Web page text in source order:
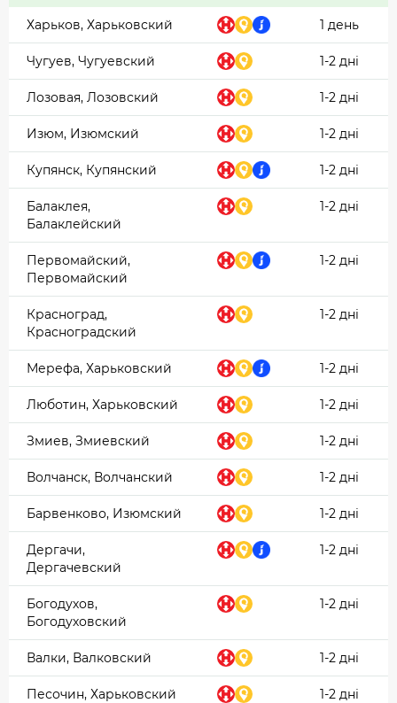
Харьков, Харьковский 1 день
Чугуев, Чугуевский 1-2 дні
Лозовая, Лозовский 1-2 дні
Изюм, Изюмский 1-2 дні
Купянск, Купянский 1-2 дні
Балаклея,
Балаклейский
1-2 дні
Первомайский,
Первомайский
1-2 дні
Красноград,
Красноградский
1-2 дні
Мерефа, Харьковский 1-2 дні
Люботин, Харьковский 1-2 дні
Змиев, Змиевский 1-2 дні
Волчанск, Волчанский 1-2 дні
Барвенково, Изюмский 1-2 дні
Дергачи,
Дергачевский
1-2 дні
Богодухов,
Богодуховский
1-2 дні
Валки, Валковский 1-2 дні
Песочин, Харьковский 1-2 дні